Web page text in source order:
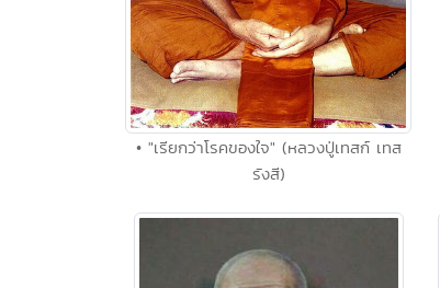
• "เรียกว่าโรคของใจ" (หลวงปู่เทสก์ เทส
รังสี)